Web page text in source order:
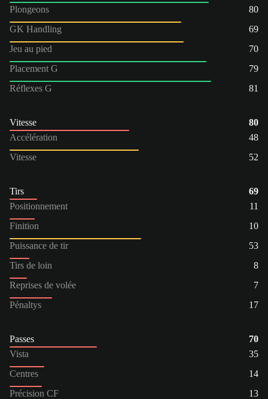
Plongeons
80
GK Handling
69
Jeu au pied
70
Placement G
79
Réflexes G
81
Vitesse
80
Accélération
48
Vitesse
52
Tirs
69
Positionnement
11
Finition
10
Puissance de tir
53
Tirs de loin
8
Reprises de volée
7
Pénaltys
17
Passes
70
Vista
35
Centres
14
Précision CF
13